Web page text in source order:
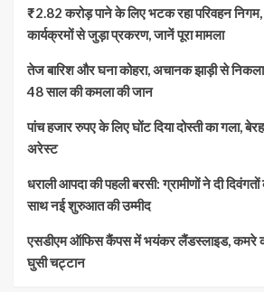
₹2.82 करोड़ पाने के लिए भटक रहा परिवहन
कार्यक्रमों से जुड़ा प्रकरण, जानें पूरा मामला
तेज बारिश और घना कोहरा, अचानक झाड़ी से
48 साल की कमला की जान
पांच हजार रुपए के लिए घोंट दिया दोस्ती का गला,
अरेस्ट
धराली आपदा की पहली बरसी: ग्रामीणों ने दी
साथ नई शुरुआत की उम्मीद
एसडीएम ऑफिस कैंपस में भयंकर लैंडस्लाइड, कमरे
घुसी चट्टान